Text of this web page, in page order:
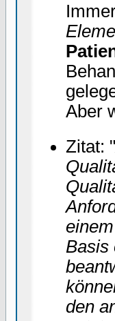
Aber
Zitat:
Basis
den